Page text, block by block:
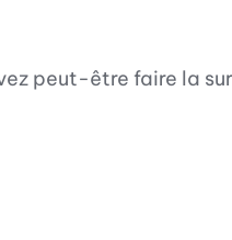
peut-être faire la